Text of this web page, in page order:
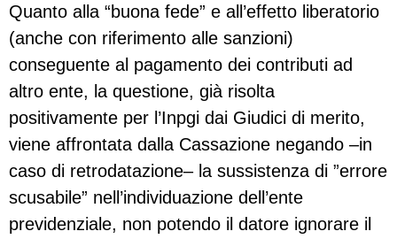
Quanto alla “buona fede” e all’effetto liberatorio
(anche con riferimento alle sanzioni)
conseguente al pagamento dei contributi ad
altro ente, la questione, già risolta
positivamente per l’Inpgi dai Giudici di merito,
viene affrontata dalla Cassazione negando –in
caso di retrodatazione– la sussistenza di ”errore
scusabile” nell’individuazione dell’ente
previdenziale, non potendo il datore ignorare il